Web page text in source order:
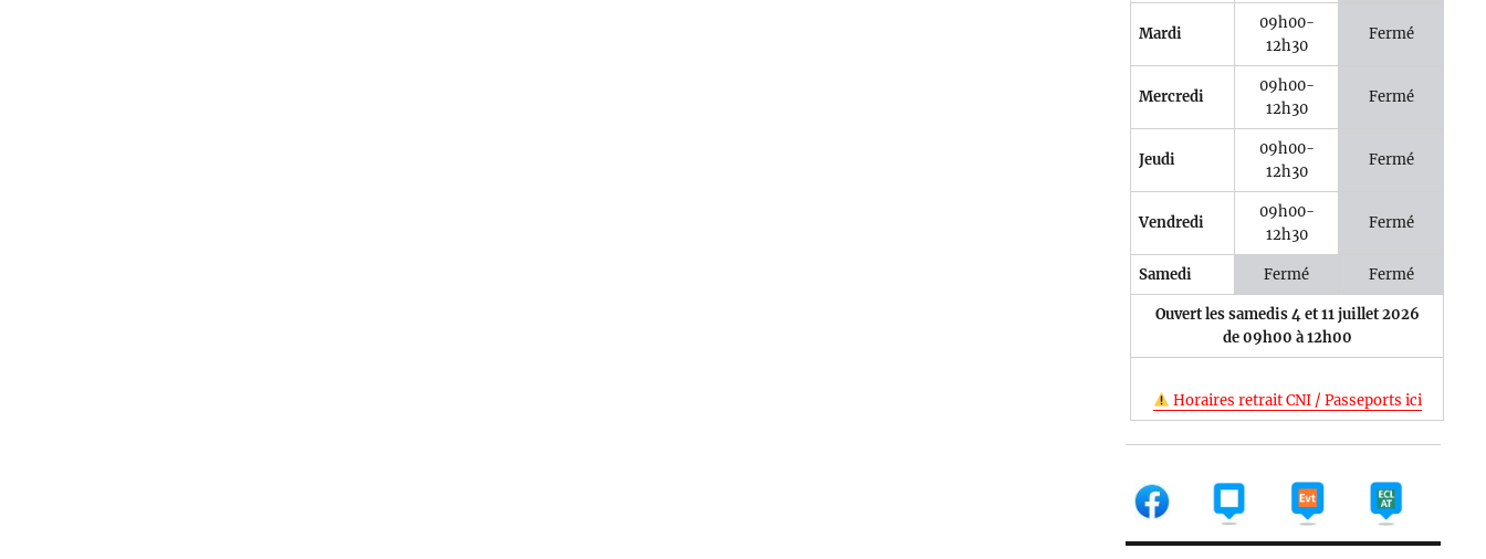
Mardi
09h00-
12h30
Fermé
Mercredi
09h00-
12h30
Fermé
Jeudi
09h00-
12h30
Fermé
Vendredi
09h00-
12h30
Fermé
Samedi Fermé Fermé
Ouvert les samedis 4 et 11 juillet 2026
de 09h00 à 12h00
Horaires retrait CNI / Passeports ici